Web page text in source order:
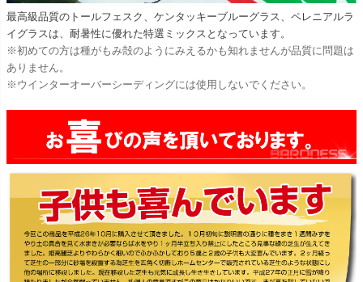
最高級品質のトールフェスク、ケンタッキーブルーグラス、ペレニアルラ
イグラスは、耐暑性に優れた特選ミックスとなっています。
※初めての方は種がもみ殻のようにみえるかも知れませんが品質に問題は
ありません。
※ウインターオーバーシーディングには使用しないでください。